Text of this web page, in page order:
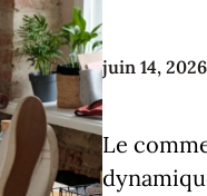
juin 14, 2026
Le